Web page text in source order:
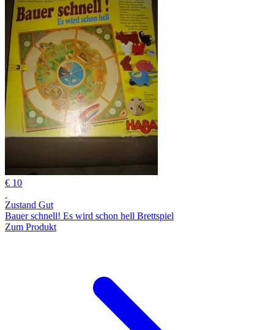
€ 10
Zustand Gut
Bauer schnell! Es wird schon hell Brettspiel
Zum Produkt